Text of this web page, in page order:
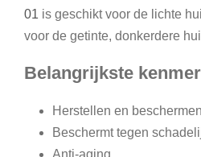
01 is geschikt voor de lichte
voor de getinte, donkerdere
Belangrijkste
Herstellen en
Beschermt tegen
Anti-aging